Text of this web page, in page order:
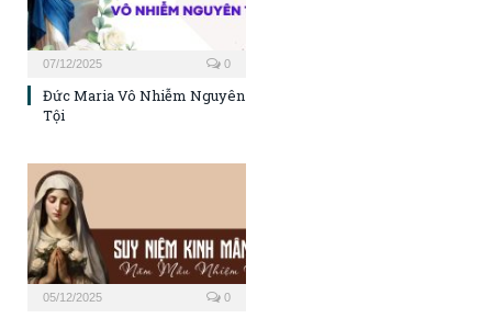
07/12/2025 0
Đức Maria Vô Nhiễm Nguyên
Tội
05/12/2025 0